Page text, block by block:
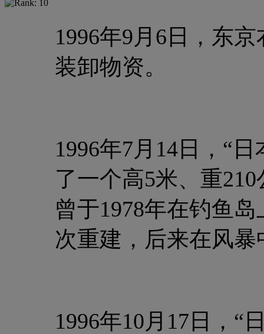
1996年9月6日，东
装卸物资。
1996年7月14日，“
了一个高5米、重
曾于1978年在钓鱼
次重建，后来在风暴
1996年10月17日，“